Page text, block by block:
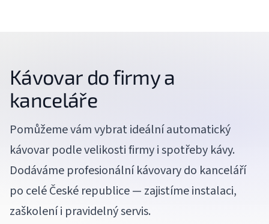
Kávovar do firmy a
kanceláře
Pomůžeme vám vybrat ideální automatický
kávovar podle velikosti firmy i spotřeby kávy.
Dodáváme profesionální kávovary do kanceláří
po celé České republice — zajistíme instalaci,
zaškolení i pravidelný servis.